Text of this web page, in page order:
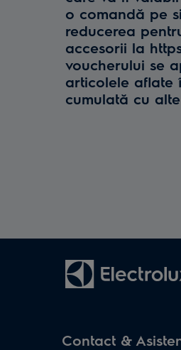
o comandă pe
reducerea
accesorii la
voucherului se
articolele aflate
cumulată cu
Contact &